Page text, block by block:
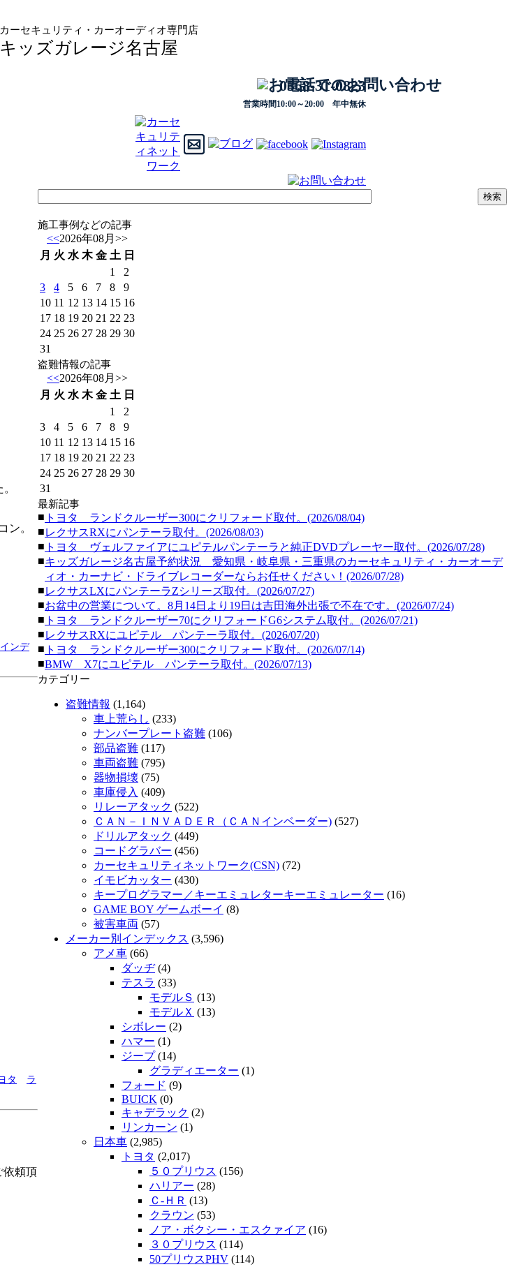
カーセキュリティ・カーオーディオ専門店
キッズガレージ名古屋
0568-31-0823
営業時間10:00～20:00 年中無休
ン。
ンデ
タ
ラ
依頼頂
施工事例などの記事
<<2026年08月 >>
月 火 水 木 金 土 日
1
2
3
4 5 6 7 8
9
10 11 12 13 14 15 16
17 18 19 20 21 22 23
24 25 26 27 28 29 30
31
盗難情報の記事
<<2026年08月 >>
月 火 水 木 金 土 日
1
2
3
4 5 6 7 8
9
10 11 12 13 14 15 16
17 18 19 20 21 22 23
24 25 26 27 28 29 30
31
最新記事
■ トヨタ ランドクルーザー300にクリフォード取付。(2026/08/04)
■レクサスRXにパンテーラ取付。(2026/08/03)
■ トヨタ ヴェルファイアにユピテルパンテーラと純正DVDプレーヤー取付。(2026/07/28)
■キッズガレージ名古屋予約状況 愛知県・岐阜県・三重県のカーセキュリティ・カーオーデ
ィオ・カーナビ・ドライブレコーダーならお任せください！(2026/07/28)
■レクサスLXにパンテーラZシリーズ取付。(2026/07/27)
■お盆中の営業について。8月14日より19日は吉田海外出張で不在です。(2026/07/24)
■ トヨタ ランドクルーザー70にクリフォードG6システム取付。(2026/07/21)
■レクサスRXにユピテル パンテーラ取付。(2026/07/20)
■ トヨタ ランドクルーザー300にクリフォード取付。(2026/07/14)
■BMW X7にユピテル パンテーラ取付。(2026/07/13)
カテゴリー
盗難情報 (1,164)
車上荒らし (233)
ナンバープレート盗難 (106)
部品盗難 (117)
車両盗難 (795)
器物損壊 (75)
車庫侵入 (409)
リレーアタック (522)
ＣＡＮ－ＩＮＶＡＤＥＲ（ＣＡＮインベーダー) (527)
ドリルアタック (449)
コードグラバー (456)
カーセキュリティネットワーク(CSN) (72)
イモビカッター (430)
キープログラマー／キーエミュレターキーエミュレーター (16)
GAME BOY ゲームボーイ (8)
被害車両 (57)
メーカー別インデックス (3,596)
アメ車 (66)
ダッヂ(4)
テスラ (33)
モデルＳ (13)
モデルＸ (13)
シボレー (2)
ハマー (1)
ジープ(14)
グラディエーター (1)
フォード (9)
BUICK (0)
キャデラック (2)
リンカーン (1)
日本車 (2,985)
トヨタ (2,017)
５０プリウス (156)
ハリアー (28)
Ｃ-ＨＲ (13)
クラウン (53)
ノア・ボクシー・エスクァイア (16)
３０プリウス (114)
50プリウスPHV (114)